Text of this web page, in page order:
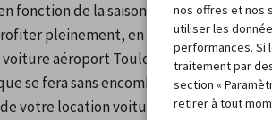
fonction de la saison, bénéficier
pleinement, en toute autonomie,
aéroport Toulon, que vous
se fera sans encombre, et il vous
votre location voiture aéroport
nos offres et nos
utiliser les
performances. Si
traitement par
section «
retirer à tout